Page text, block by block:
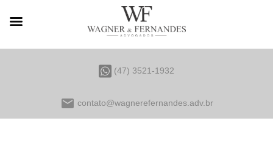
(47) 3521-1932
email contato@wagnerefernandes.adv.br